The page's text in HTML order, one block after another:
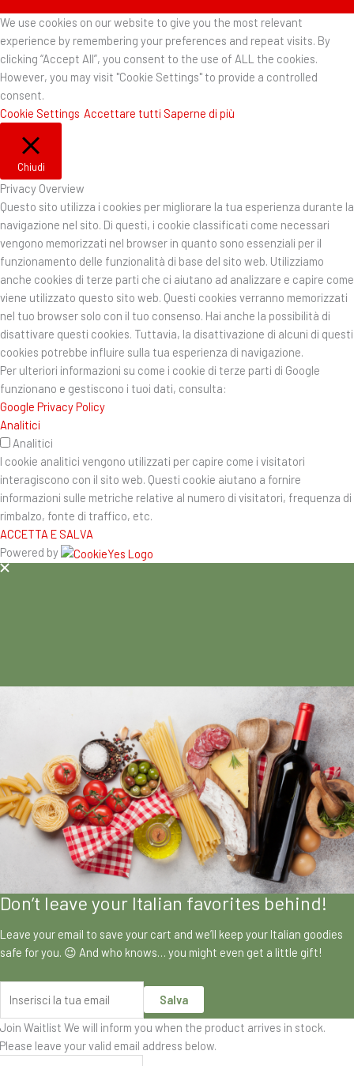
We use cookies on our website to give you the most relevant
experience by remembering your preferences and repeat visits. By
clicking “Accept All”, you consent to the use of ALL the cookies.
However, you may visit "Cookie Settings" to provide a controlled
consent.
Cookie Settings Accettare tutti Saperne di più
Chiudi
Privacy Overview
Questo sito utilizza i cookies per migliorare la tua esperienza durante la
navigazione nel sito. Di questi, i cookie classificati come necessari
vengono memorizzati nel browser in quanto sono essenziali per il
funzionamento delle funzionalità di base del sito web. Utilizziamo
anche cookies di terze parti che ci aiutano ad analizzare e capire come
viene utilizzato questo sito web. Questi cookies verranno memorizzati
nel tuo browser solo con il tuo consenso. Hai anche la possibilità di
disattivare questi cookies. Tuttavia, la disattivazione di alcuni di questi
cookies potrebbe influire sulla tua esperienza di navigazione.
Per ulteriori informazioni su come i cookie di terze parti di Google
funzionano e gestiscono i tuoi dati, consulta:
Google Privacy Policy
Analitici
Analitici
I cookie analitici vengono utilizzati per capire come i visitatori
interagiscono con il sito web. Questi cookie aiutano a fornire
informazioni sulle metriche relative al numero di visitatori, frequenza di
rimbalzo, fonte di traffico, etc.
ACCETTA E SALVA
Powered by
Don’t leave your Italian favorites behind!
Leave your email to save your cart and we’ll keep your Italian goodies
safe for you. 😉 And who knows… you might even get a little gift!
Salva
Join Waitlist We will inform you when the product arrives in stock.
Please leave your valid email address below.